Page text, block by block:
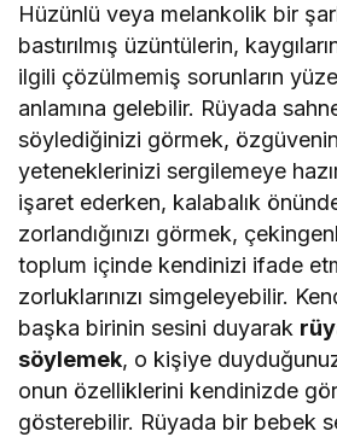
Hüzünlü veya melankolik bir
bastırılmış üzüntülerin,
ilgili çözülmemiş sorunların
anlamına gelebilir. Rüyada
söylediğinizi görmek,
yeteneklerinizi sergilemeye
işaret ederken, kalabalık
zorlandığınızı görmek,
toplum içinde kendinizi ifade
zorluklarınızı simgeleyebilir.
başka birinin sesini duyarak
söylemek, o kişiye
onun özelliklerini kendinizde
gösterebilir. Rüyada bir bebek